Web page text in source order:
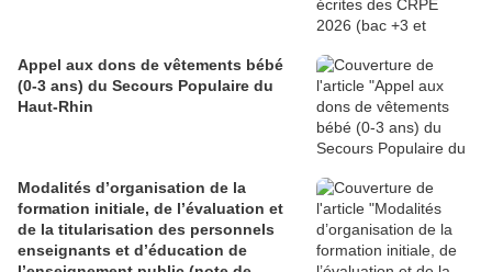
Appel aux dons de vêtements bébé
(0-3 ans) du Secours Populaire du
Haut-Rhin
Modalités d’organisation de la
formation initiale, de l’évaluation et
de la titularisation des personnels
enseignants et d’éducation de